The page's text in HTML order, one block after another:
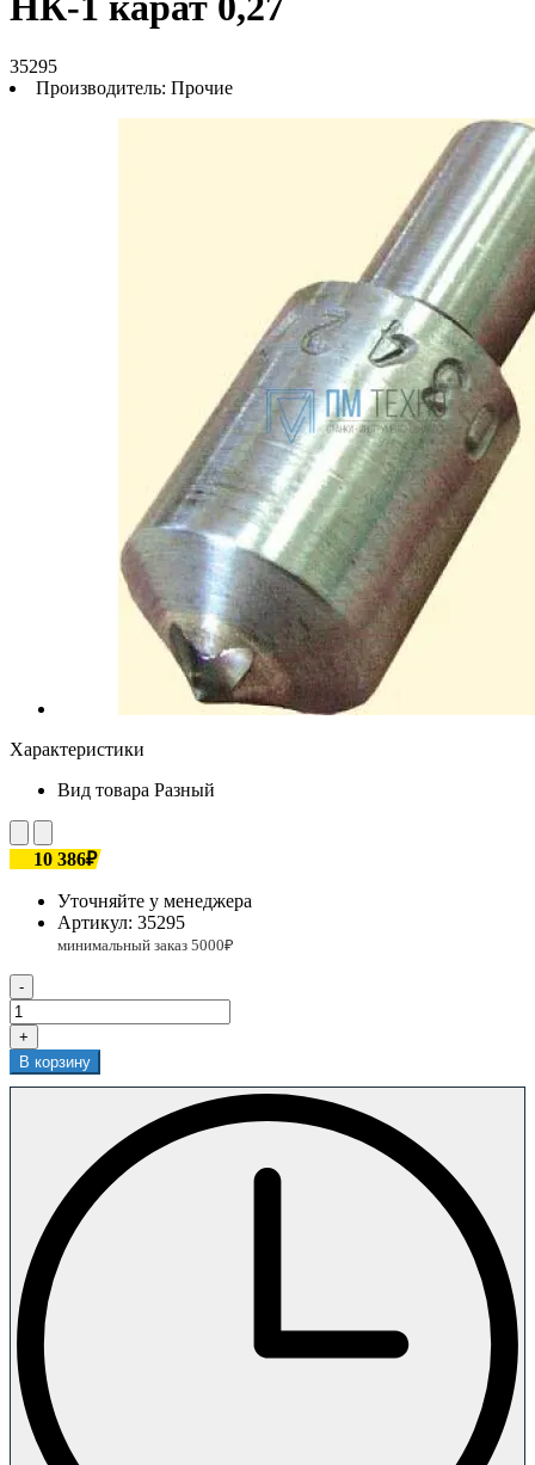
35295
Производитель: Прочие
Характеристики
Вид товара Разный
10 386₽
Уточняйте у менеджера
Артикул: 35295
-
+
В корзину